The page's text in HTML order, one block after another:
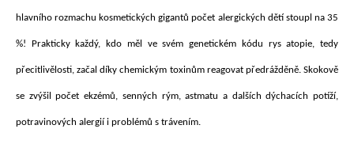
hlavního rozmachu kosmetických gigantů počet alergických dětí stoupl na 35
%! Prakticky každý, kdo měl ve svém genetickém kódu rys atopie, tedy
přecitlivělosti, začal díky chemickým toxinům reagovat předrážděně. Skokově
se zvýšil počet ekzémů, senných rým, astmatu a dalších dýchacích potíží,
potravinových alergií i problémů s trávením.